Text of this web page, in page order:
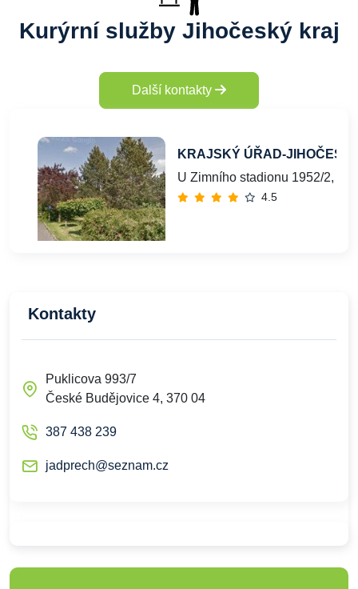
Kurýrní služby Jihočeský kraj
Další kontakty
KRAJSKÝ ÚŘAD-
U Zimního stadionu 1952/2,
4.5
Kontakty
Puklicova 993/7
České Budějovice 4, 370 04
387 438 239
jadprech@seznam.cz